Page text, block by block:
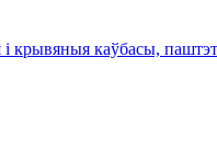
і крывяныя каўбасы,